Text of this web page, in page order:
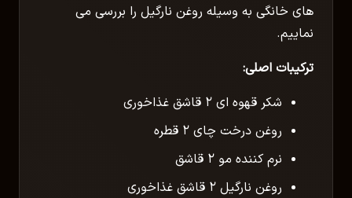
های خانگی به وسیله روغن نارگیل را بررسی می
نماییم.
ترکیبات اصلی:
شکر قهوه ای ۲ قاشق غذاخوری
روغن درخت چای ۲ قطره
نرم کننده مو ۲ قاشق
روغن نارگیل ۲ قاشق غذاخوری